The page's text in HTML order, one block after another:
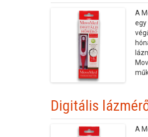
A
egy
Digitális
A